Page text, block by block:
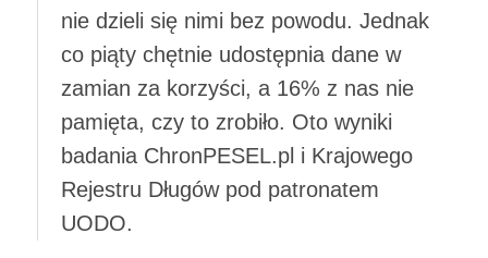
nie dzieli się nimi bez powodu. Jednak
co piąty chętnie udostępnia dane w
zamian za korzyści, a 16% z nas nie
pamięta, czy to zrobiło. Oto wyniki
badania ChronPESEL.pl i Krajowego
Rejestru Długów pod patronatem
UODO.